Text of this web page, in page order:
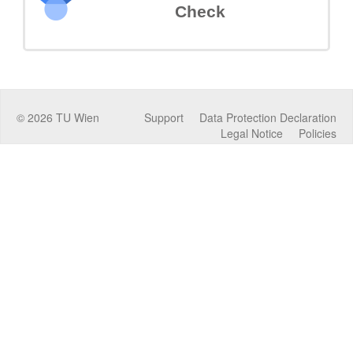
Check
© 2026 TU Wien Data Protection Declaration
Support
Policies
Legal Notice